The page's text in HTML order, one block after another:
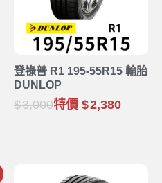
登祿普 R1 195-55R15 輪胎
DUNLOP
3,000特價 2,380